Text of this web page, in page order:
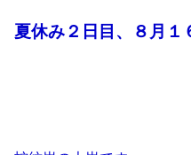
夏休み２日目、８月１